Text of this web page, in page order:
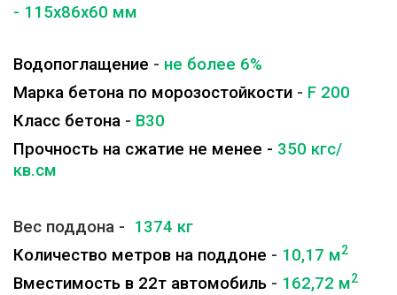
- 115x86x60 мм
Водопоглащение - не более 6%
Марка бетона по морозостойкости - F 200
Класс бетона - B30
Прочность на сжатие не менее - 350 кгс/
кв.см
Вес поддона - 1374 кг
Количество метров на поддоне - 10,17 м2
Вместимость в 22т автомобиль - 162,72 м2